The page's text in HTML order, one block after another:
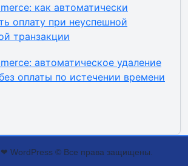
как автоматически
оплату при неуспешной
транзакции
автоматическое удаление
оплаты по истечении времени
❤ WordPress © Все права защищены.